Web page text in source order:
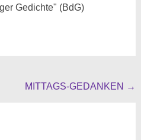
Gedichte" (BdG)
MITTAGS-GEDANKEN →